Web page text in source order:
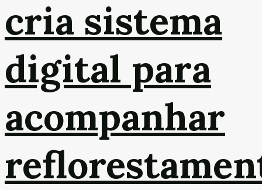
cria sistema
digital para
acompanhar